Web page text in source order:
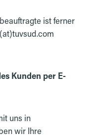
ist ferner
Kunden per E-
uns in
wir Ihre